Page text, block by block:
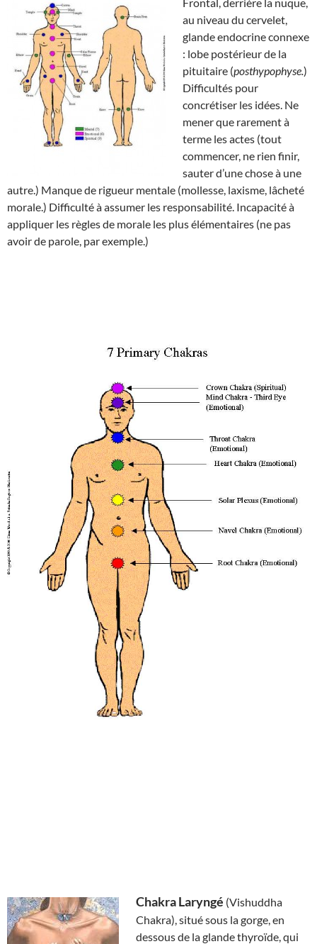
au niveau du cervelet,
glande endocrine connexe
: lobe postérieur de la
pituitaire (posthypophyse.)
Difficultés pour
concrétiser les idées. Ne
mener que rarement à
terme les actes (tout
commencer, ne rien finir,
sauter d’une chose à une
autre.) Manque de rigueur mentale (mollesse, laxisme, lâcheté
morale.) Difficulté à assumer les responsabilité. Incapacité à
appliquer les règles de morale les plus élémentaires (ne pas
avoir de parole, par exemple.)
Chakra Laryngé (Vishuddha
Chakra), situé sous la gorge, en
dessous de la glande thyroïde, qui